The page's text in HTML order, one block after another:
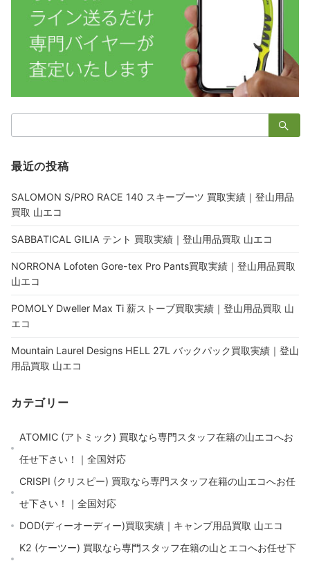
索：
最近の投稿
SALOMON S/PRO RACE 140 スキーブーツ 買取実績｜登山用品
買取 山エコ
SABBATICAL GILIA テント 買取実績｜登山用品買取 山エコ
NORRONA Lofoten Gore-tex Pro Pants買取実績｜登山用品買取
山エコ
POMOLY Dweller Max Ti 薪ストーブ買取実績｜登山用品買取 山
エコ
Mountain Laurel Designs HELL 27L バックパック買取実績｜登山
用品買取 山エコ
カテゴリー
ATOMIC (アトミック) 買取なら専門スタッフ在籍の山エコへお
任せ下さい！｜全国対応
CRISPI (クリスピー) 買取なら専門スタッフ在籍の山エコへお任
せ下さい！｜全国対応
DOD(ディーオーディー)買取実績｜キャンプ用品買取 山エコ
K2 (ケーツー) 買取なら専門スタッフ在籍の山とエコへお任せ下